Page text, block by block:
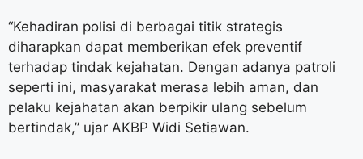
“Kehadiran polisi di berbagai titik strategis
diharapkan dapat memberikan efek preventif
terhadap tindak kejahatan. Dengan adanya patroli
seperti ini, masyarakat merasa lebih aman, dan
pelaku kejahatan akan berpikir ulang sebelum
bertindak,” ujar AKBP Widi Setiawan.